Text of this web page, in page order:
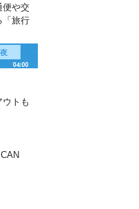
便や交
「旅行
トも